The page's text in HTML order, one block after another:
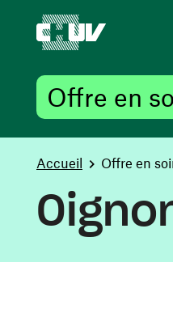
Offre en
You are here:
Accueil Offre en